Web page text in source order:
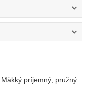
príjemný, pružný